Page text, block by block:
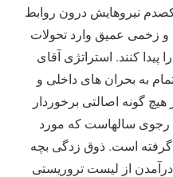
نیروهایش درون روابط
و زخمی عمیق وارد تحولات
پیدا کنند. استراتژی آقای
به بحران های داخلی و
گونه اصالتی برخوردار
سالهاست که مورد
گرفته است. ذوق زدگی بچه
از لیست تروریستی